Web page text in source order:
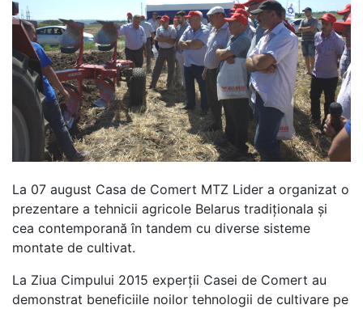
La 07 august Casa de Comert MTZ Lider a organizat o
prezentare a tehnicii agricole Belarus tradiționala și
cea contemporană în tandem cu diverse sisteme
montate de cultivat.
La Ziua Cimpului 2015 experții Casei de Comert au
demonstrat beneficiile noilor tehnologii de cultivare pe